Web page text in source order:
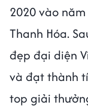
2020 vào
Thanh Hóa.
đẹp đại diện
và đạt thành
top giải